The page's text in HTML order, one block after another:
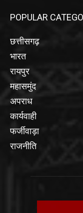
POPULAR
छत्तीसगढ़
भारत
रायपुर
महासमुंद
अपराध
कार्यवाही
फर्जीवाड़ा
राजनीति